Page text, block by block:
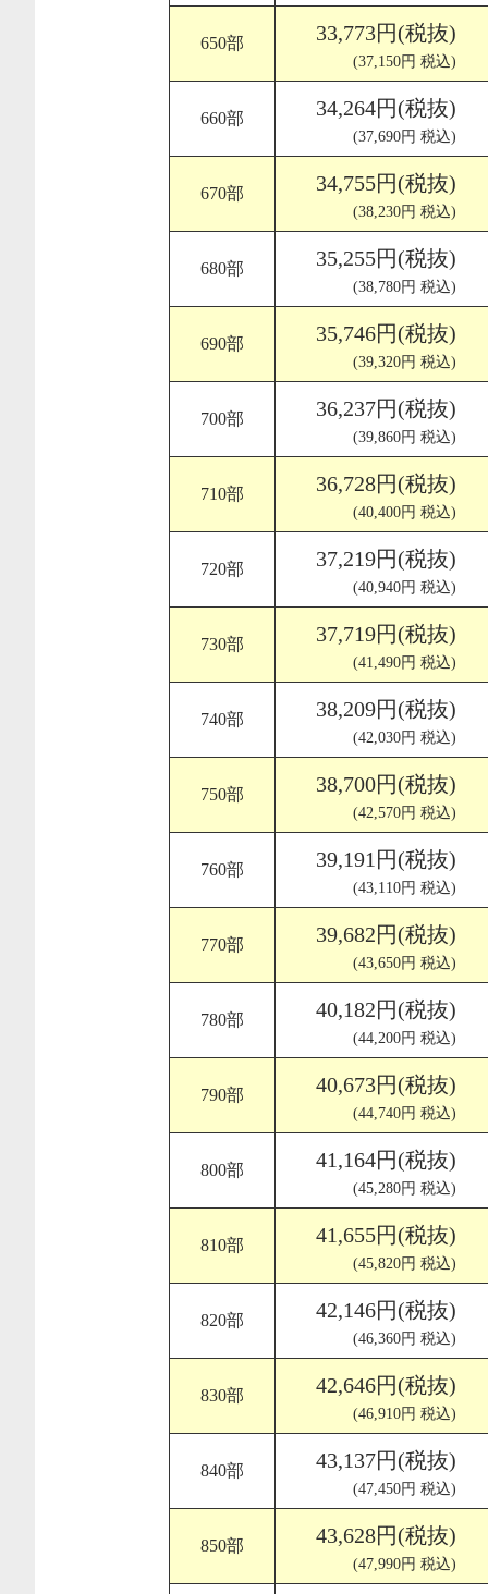
650部 33,773円(税抜)
(37,150円 税込)
660部 34,264円(税抜)
(37,690円 税込)
670部 34,755円(税抜)
(38,230円 税込)
680部 35,255円(税抜)
(38,780円 税込)
690部 35,746円(税抜)
(39,320円 税込)
700部 36,237円(税抜)
(39,860円 税込)
710部 36,728円(税抜)
(40,400円 税込)
720部 37,219円(税抜)
(40,940円 税込)
730部 37,719円(税抜)
(41,490円 税込)
740部 38,209円(税抜)
(42,030円 税込)
750部 38,700円(税抜)
(42,570円 税込)
760部 39,191円(税抜)
(43,110円 税込)
770部 39,682円(税抜)
(43,650円 税込)
780部 40,182円(税抜)
(44,200円 税込)
790部 40,673円(税抜)
(44,740円 税込)
800部 41,164円(税抜)
(45,280円 税込)
810部 41,655円(税抜)
(45,820円 税込)
820部 42,146円(税抜)
(46,360円 税込)
830部 42,646円(税抜)
(46,910円 税込)
840部 43,137円(税抜)
(47,450円 税込)
850部 43,628円(税抜)
(47,990円 税込)